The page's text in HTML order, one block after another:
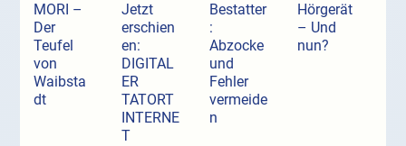
MORI –
Der
Teufel
von
Waibsta
dt
Jetzt
erschien
en:
DIGITAL
ER
TATORT
INTERNE
T
Bestatter
:
Abzocke
und
Fehler
vermeide
n
Hörgerät
– Und
nun?